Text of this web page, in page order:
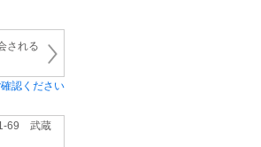
される
認ください
1-69 武蔵